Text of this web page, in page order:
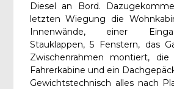
Diesel an Bord.
letzten Wiegung die
Innenwände, einer
Stauklappen, 5 Fenstern, das
Zwischenrahmen montiert,
Fahrerkabine und ein
Gewichtstechnisch alles nach